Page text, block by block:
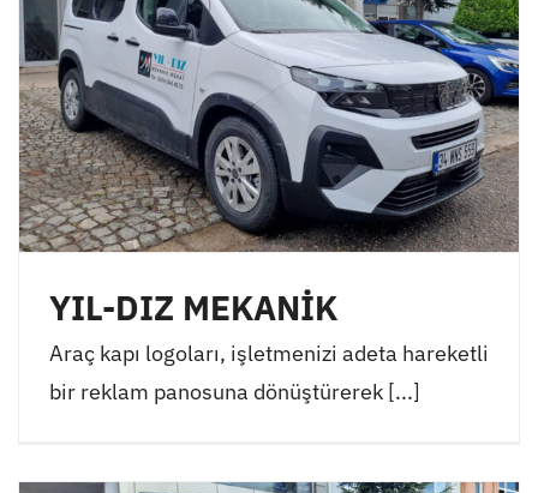
YIL-DIZ MEKANİK
Araç kapı logoları, işletmenizi adeta hareketli
bir reklam panosuna dönüştürerek [...]